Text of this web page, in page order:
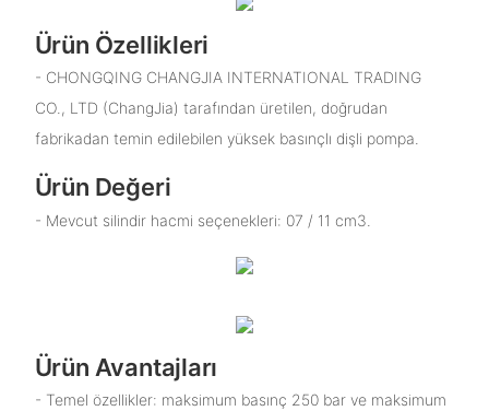
Ürün Özellikleri
- CHONGQING CHANGJIA INTERNATIONAL TRADING
CO., LTD (ChangJia) tarafından üretilen, doğrudan
fabrikadan temin edilebilen yüksek basınçlı dişli pompa.
Ürün Değeri
- Mevcut silindir hacmi seçenekleri: 07 / 11 cm3.
Ürün Avantajları
- Temel özellikler: maksimum basınç 250 bar ve maksimum